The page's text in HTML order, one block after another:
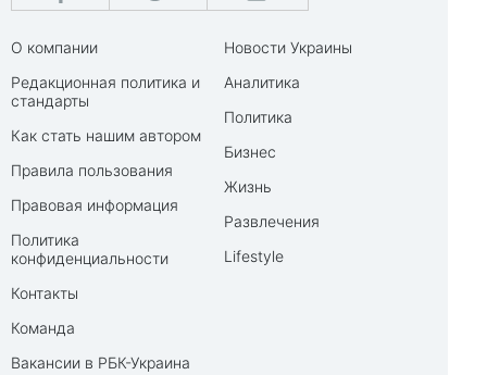
О компании
Редакционная политика и
стандарты
Как стать нашим автором
Правила пользования
Правовая информация
Политика
конфиденциальности
Контакты
Команда
Вакансии в РБК-Украина
Новости Украины
Аналитика
Политика
Бизнес
Жизнь
Развлечения
Lifestyle